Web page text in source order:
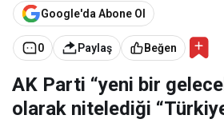
Google'da Abone Ol
0 Paylaş Beğen
AK Parti “yeni bir
olarak nitelediği “Türkiye